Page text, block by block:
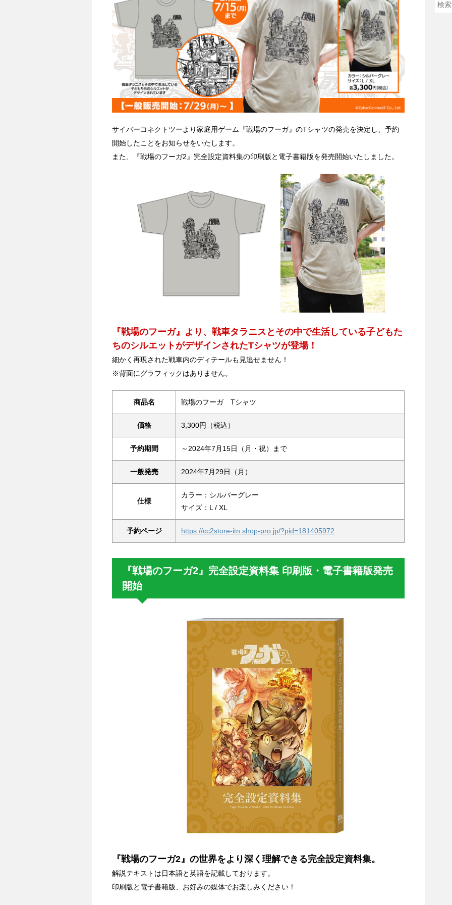
サイバーコネクトツーより家庭用ゲーム『戦場のフーガ』のTシャツの発売を決定し、予約
開始したことをお知らせをいたします。
また、『戦場のフーガ2』完全設定資料集の印刷版と電子書籍版を発売開始いたしました。
『戦場のフーガ』より、戦車タラニスとその中で生活している子どもた
ちのシルエットがデザインされたTシャツが登場！
細かく再現された戦車内のディテールも見逃せません！
※背面にグラフィックはありません。
商品名 戦場のフーガ Tシャツ
価格 3,300円（税込）
予約期間 ～2024年7月15日（月・祝）まで
一般発売 2024年7月29日（月）
仕様
カラー：シルバーグレー
サイズ：L / XL
予約ページ https://cc2store-itn.shop-pro.jp/?pid=181405972
『戦場のフーガ2』完全設定資料集 印刷版・電子書籍版発売
開始
『戦場のフーガ2』の世界をより深く理解できる完全設定資料集。
解説テキストは日本語と英語を記載しております。
印刷版と電子書籍版、お好みの媒体でお楽しみください！